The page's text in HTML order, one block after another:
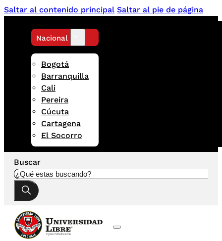
Saltar al contenido principal Saltar al pie de página
Nacional
Bogotá
Barranquilla
Cali
Pereira
Cúcuta
Cartagena
El Socorro
Buscar